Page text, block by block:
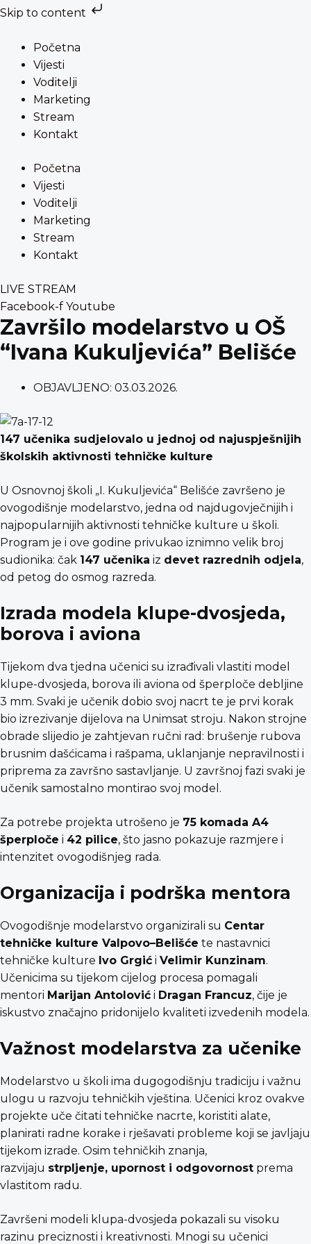
Skip to content
sadržaj
Početna
Vijesti
Voditelji
Marketing
Stream
Kontakt
Početna
Vijesti
Voditelji
Marketing
Stream
Kontakt
LIVE STREAM
Facebook-f Youtube
Završilo modelarstvo u OŠ
“Ivana Kukuljevića” Belišće
OBJAVLJENO: 03.03.2026.
147 učenika sudjelovalo u jednoj od najuspješnijih
školskih aktivnosti tehničke kulture
U Osnovnoj školi „I. Kukuljevića“ Belišće završeno je
ovogodišnje modelarstvo, jedna od najdugovječnijih i
najpopularnijih aktivnosti tehničke kulture u školi.
Program je i ove godine privukao iznimno velik broj
sudionika: čak 147 učenika iz devet razrednih odjela,
od petog do osmog razreda.
Izrada modela klupe-dvosjeda,
borova i aviona
Tijekom dva tjedna učenici su izrađivali vlastiti model
klupe-dvosjeda, borova ili aviona od šperploče debljine
3 mm. Svaki je učenik dobio svoj nacrt te je prvi korak
bio izrezivanje dijelova na Unimsat stroju. Nakon strojne
obrade slijedio je zahtjevan ručni rad: brušenje rubova
brusnim dašćicama i rašpama, uklanjanje nepravilnosti i
priprema za završno sastavljanje. U završnoj fazi svaki je
učenik samostalno montirao svoj model.
Za potrebe projekta utrošeno je 75 komada A4
šperploče i 42 pilice, što jasno pokazuje razmjere i
intenzitet ovogodišnjeg rada.
Organizacija i podrška mentora
Ovogodišnje modelarstvo organizirali su Centar
tehničke kulture Valpovo–Belišće te nastavnici
tehničke kulture Ivo Grgić i Velimir Kunzinam.
Učenicima su tijekom cijelog procesa pomagali
mentori Marijan Antolović i Dragan Francuz, čije je
iskustvo značajno pridonijelo kvaliteti izvedenih modela.
Važnost modelarstva za učenike
Modelarstvo u školi ima dugogodišnju tradiciju i važnu
ulogu u razvoju tehničkih vještina. Učenici kroz ovakve
projekte uče čitati tehničke nacrte, koristiti alate,
planirati radne korake i rješavati probleme koji se javljaju
tijekom izrade. Osim tehničkih znanja,
razvijaju strpljenje, upornost i odgovornost prema
vlastitom radu.
Završeni modeli klupa-dvosjeda pokazali su visoku
razinu preciznosti i kreativnosti. Mnogi su učenici